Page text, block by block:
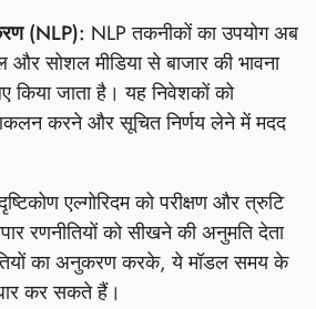
(NLP): NLP तकनीकों का उपयोग अब
सोशल मीडिया से बाजार की भावना
किया जाता है। यह निवेशकों को
करने और सूचित निर्णय लेने में मदद
एल्गोरिदम को परीक्षण और त्रुटि
रणनीतियों को सीखने की अनुमति देता
का अनुकरण करके, ये मॉडल समय के
कर सकते हैं।